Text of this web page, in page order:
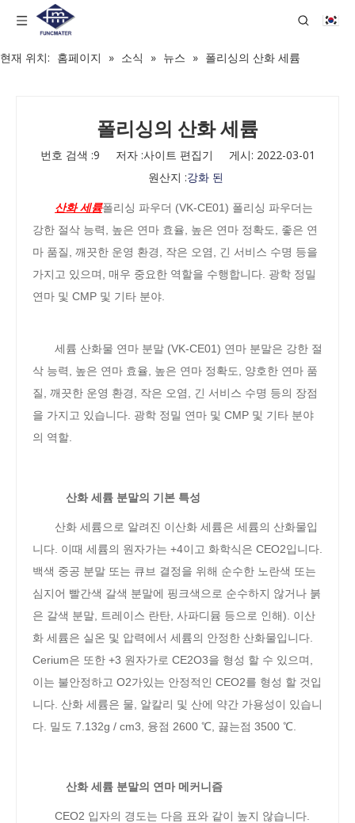
현재 위치: 홈페이지 » 소식 » 뉴스 » 폴리싱의 산화 세륨
폴리싱의 산화 세륨
번호 검색 :9 저자 :사이트 편집기 게시: 2022-03-01
원산지 :강화 된
산화 세륨폴리싱 파우더 (VK-CE01) 폴리싱 파우더는
강한 절삭 능력, 높은 연마 효율, 높은 연마 정확도, 좋은 연
마 품질, 깨끗한 운영 환경, 작은 오염, 긴 서비스 수명 등을
가지고 있으며, 매우 중요한 역할을 수행합니다. 광학 정밀
연마 및 CMP 및 기타 분야.
세륨 산화물 연마 분말 (VK-CE01) 연마 분말은 강한 절
삭 능력, 높은 연마 효율, 높은 연마 정확도, 양호한 연마 품
질, 깨끗한 운영 환경, 작은 오염, 긴 서비스 수명 등의 장점
을 가지고 있습니다. 광학 정밀 연마 및 CMP 및 기타 분야
의 역할.
산화 세륨 분말의 기본 특성
산화 세륨으로 알려진 이산화 세륨은 세륨의 산화물입
니다. 이때 세륨의 원자가는 +4이고 화학식은 CEO2입니다.
백색 중공 분말 또는 큐브 결정을 위해 순수한 노란색 또는
심지어 빨간색 갈색 분말에 핑크색으로 순수하지 않거나 붉
은 갈색 분말, 트레이스 란탄, 사파디뮴 등으로 인해). 이산
화 세륨은 실온 및 압력에서 세륨의 안정한 산화물입니다.
Cerium은 또한 +3 원자가로 CE2O3을 형성 할 수 있으며,
이는 불안정하고 O2가있는 안정적인 CEO2를 형성 할 것입
니다. 산화 세륨은 물, 알칼리 및 산에 약간 가용성이 있습니
다. 밀도 7.132g / cm3, 융점 2600 ℃, 끓는점 3500 ℃.
산화 세륨 분말의 연마 메커니즘
CEO2 입자의 경도는 다음 표와 같이 높지 않습니다.